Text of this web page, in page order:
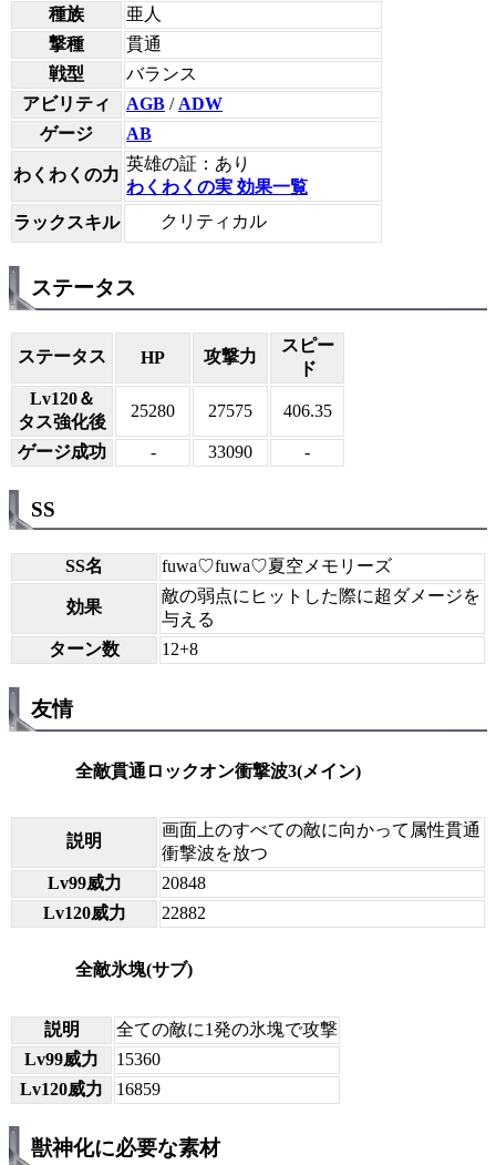
種族
亜人
撃種
貫通
戦型
バランス
アビリティ
AGB / ADW
ゲージ
AB
わくわくの力
英雄の証：あり
わくわくの実 効果一覧
ラックスキル
クリティカル
ステータス
ステータス HP 攻撃力
スピー
ド
Lv120＆
タス強化後
25280 27575 406.35
ゲージ成功 - 33090 -
SS
SS名 fuwa♡fuwa♡夏空メモリーズ
効果
敵の弱点にヒットした際に超ダメージを
与える
ターン数
12+8
友情
全敵貫通ロックオン衝撃波3(メイン)
説明
画面上のすべての敵に向かって属性貫通
衝撃波を放つ
Lv99威力
20848
Lv120威力
22882
全敵氷塊(サブ)
説明
全ての敵に1発の氷塊で攻撃
Lv99威力
15360
Lv120威力
16859
獣神化に必要な素材